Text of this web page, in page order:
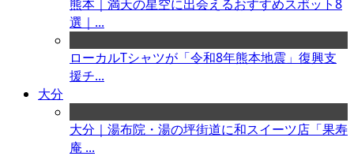
熊本｜満天の星空に出会えるおすすめスポット8
選｜...
ローカルTシャツが「令和8年熊本地震」復興支
援チ...
大分
大分｜湯布院・湯の坪街道に和スイーツ店「果寿
庵 ...